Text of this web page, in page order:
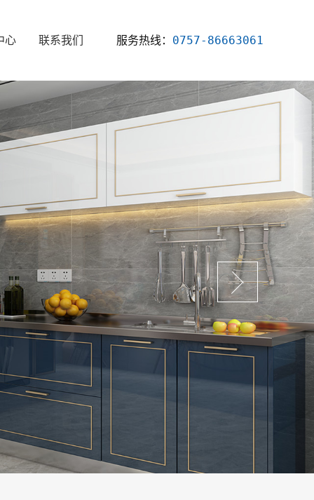
心
识
联系我们 服务热线： 0757-86663061